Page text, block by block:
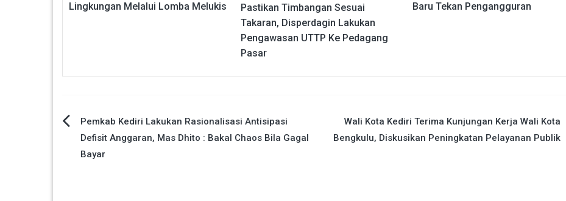
Lingkungan Melalui Lomba Melukis
Pastikan Timbangan Sesuai
Takaran, Disperdagin Lakukan
Pengawasan UTTP Ke Pedagang
Pasar
Baru Tekan Pengangguran
Navigasi
pos
Pemkab Kediri Lakukan Rasionalisasi Antisipasi
Defisit Anggaran, Mas Dhito : Bakal Chaos Bila Gagal
Bayar
Wali Kota Kediri Terima Kunjungan Kerja Wali Kota
Bengkulu, Diskusikan Peningkatan Pelayanan Publik